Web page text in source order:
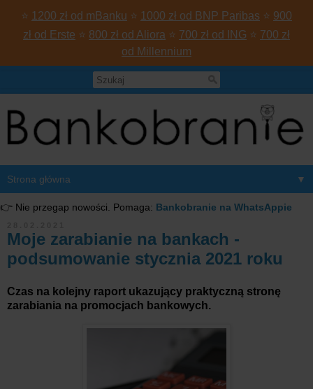
⭐ 1200 zł od mBanku ⭐ 1000 zł od BNP Paribas ⭐ 900
zł od Erste ⭐ 800 zł od Aliora ⭐ 700 zł od ING ⭐ 700 zł
od Millennium
▼
👉 Nie przegap nowości. Pomaga: Bankobranie na WhatsAppie
Moje zarabianie na bankach -
podsumowanie stycznia 2021 roku
Czas na kolejny raport ukazujący praktyczną stronę
zarabiania na promocjach bankowych.